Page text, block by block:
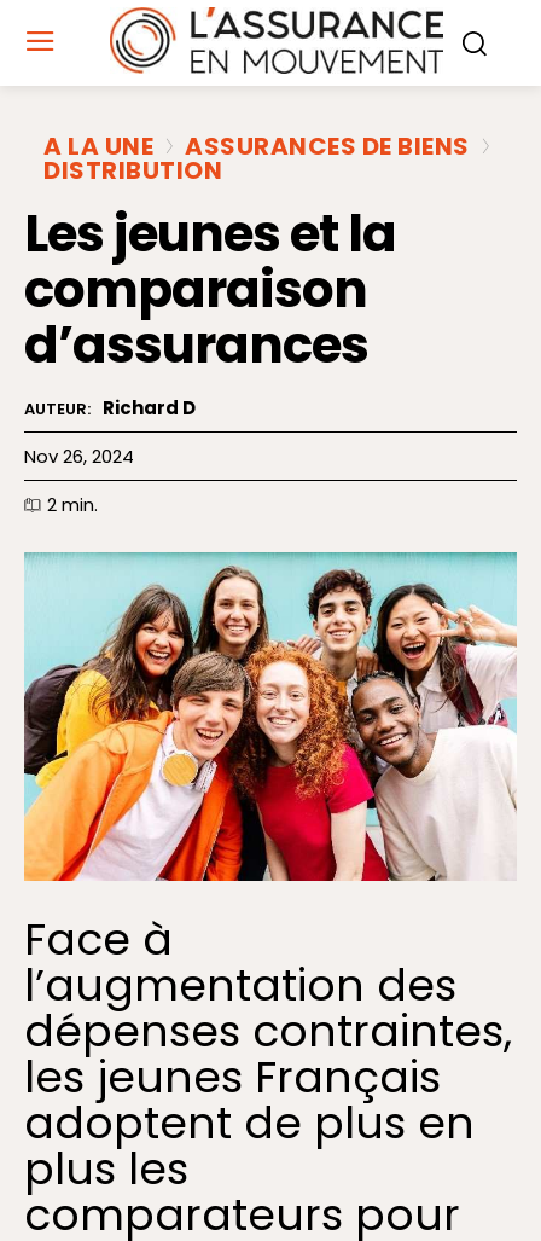
A LA UNE ASSURANCES DE BIENS
DISTRIBUTION
Les jeunes et la
comparaison
d’assurances
AUTEUR: Richard D
Nov 26, 2024
2min.
Face à
l’augmentation des
dépenses contraintes,
les jeunes Français
adoptent de plus en
plus les
comparateurs pour